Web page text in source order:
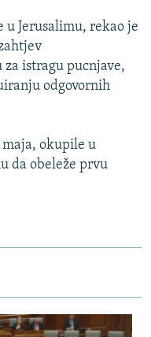
u Jerusalimu, rekao je
istragu pucnjave,
odgovornih
maja, okupile u
da obeleže prvu